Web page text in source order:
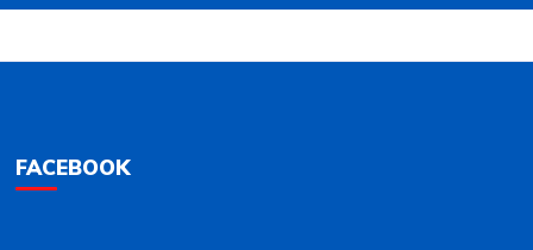
FACEBOOK